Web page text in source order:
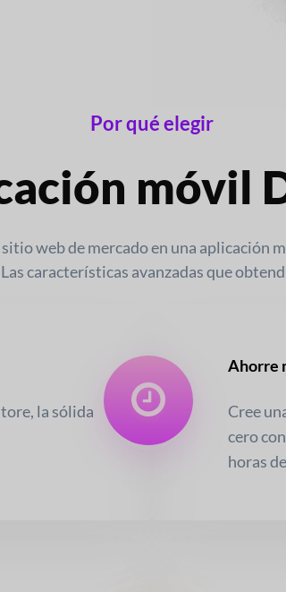
Por qué elegir
móvil
web de mercado en una aplicación
Las características avanzadas que
la sólida
Ahorre
Cree
cero
horas